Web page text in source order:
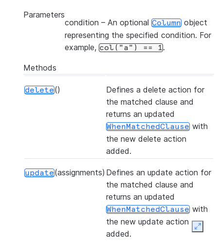
Parameters
condition – An optional Column object
representing the specified condition. For
example, col("a") == 1.
Methods
delete()
Defines a delete action for
the matched clause and
returns an updated
WhenMatchedClause with
the new delete action
added.
update(assignments) Defines an update action for
the matched clause and
returns an updated
WhenMatchedClause with
the new update action
added.